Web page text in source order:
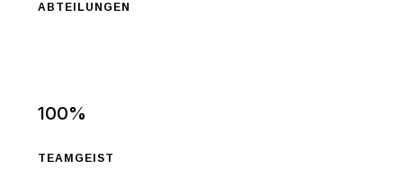
ABTEILUNGEN
100%
TEAMGEIST